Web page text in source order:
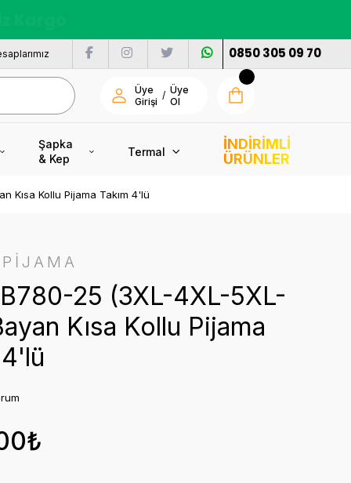
0850 305 09 70
Üye
Girişi
/ Üye
Ol
Şapka
& Kep
Termal
İNDİRİMLİ
ÜRÜNLER
Kısa Kollu Pijama Takım 4'lü
25 (3XL-4XL-5XL-
Kısa Kollu Pijama
4'lü